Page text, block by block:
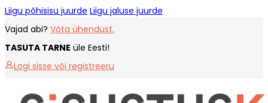
Liigu põhisisu juurde Liigu jaluse juurde
Vajad abi? Võta ühendust.
TASUTA TARNE üle Eesti!
Logi sisse või registreeru